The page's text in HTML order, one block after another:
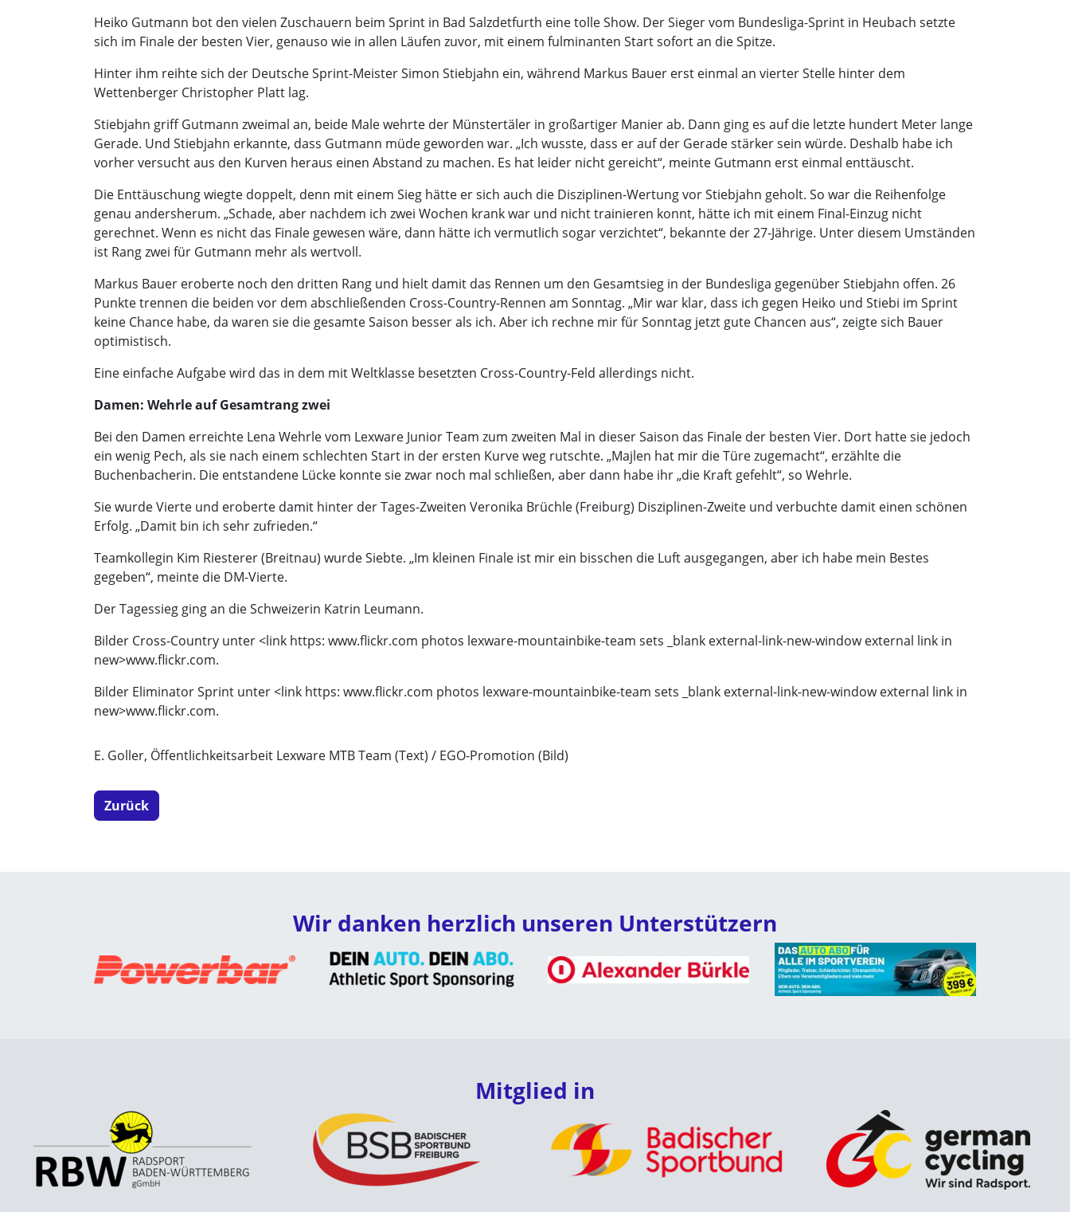
Heiko Gutmann bot den vielen Zuschauern beim Sprint in Bad Salzdetfurth eine tolle Show. Der Sieger vom Bundesliga-Sprint in Heubach setzte
sich im Finale der besten Vier, genauso wie in allen Läufen zuvor, mit einem fulminanten Start sofort an die Spitze.
Hinter ihm reihte sich der Deutsche Sprint-Meister Simon Stiebjahn ein, während Markus Bauer erst einmal an vierter Stelle hinter dem
Wettenberger Christopher Platt lag.
Stiebjahn griff Gutmann zweimal an, beide Male wehrte der Münstertäler in großartiger Manier ab. Dann ging es auf die letzte hundert Meter lange
Gerade. Und Stiebjahn erkannte, dass Gutmann müde geworden war. „Ich wusste, dass er auf der Gerade stärker sein würde. Deshalb habe ich
vorher versucht aus den Kurven heraus einen Abstand zu machen. Es hat leider nicht gereicht“, meinte Gutmann erst einmal enttäuscht.
Die Enttäuschung wiegte doppelt, denn mit einem Sieg hätte er sich auch die Disziplinen-Wertung vor Stiebjahn geholt. So war die Reihenfolge
genau andersherum. „Schade, aber nachdem ich zwei Wochen krank war und nicht trainieren konnt, hätte ich mit einem Final-Einzug nicht
gerechnet. Wenn es nicht das Finale gewesen wäre, dann hätte ich vermutlich sogar verzichtet“, bekannte der 27-Jährige. Unter diesem Umständen
ist Rang zwei für Gutmann mehr als wertvoll.
Markus Bauer eroberte noch den dritten Rang und hielt damit das Rennen um den Gesamtsieg in der Bundesliga gegenüber Stiebjahn offen. 26
Punkte trennen die beiden vor dem abschließenden Cross-Country-Rennen am Sonntag. „Mir war klar, dass ich gegen Heiko und Stiebi im Sprint
keine Chance habe, da waren sie die gesamte Saison besser als ich. Aber ich rechne mir für Sonntag jetzt gute Chancen aus“, zeigte sich Bauer
optimistisch.
Eine einfache Aufgabe wird das in dem mit Weltklasse besetzten Cross-Country-Feld allerdings nicht.
Damen: Wehrle auf Gesamtrang zwei
Bei den Damen erreichte Lena Wehrle vom Lexware Junior Team zum zweiten Mal in dieser Saison das Finale der besten Vier. Dort hatte sie jedoch
ein wenig Pech, als sie nach einem schlechten Start in der ersten Kurve weg rutschte. „Majlen hat mir die Türe zugemacht“, erzählte die
Buchenbacherin. Die entstandene Lücke konnte sie zwar noch mal schließen, aber dann habe ihr „die Kraft gefehlt“, so Wehrle.
Sie wurde Vierte und eroberte damit hinter der Tages-Zweiten Veronika Brüchle (Freiburg) Disziplinen-Zweite und verbuchte damit einen schönen
Erfolg. „Damit bin ich sehr zufrieden.“
Teamkollegin Kim Riesterer (Breitnau) wurde Siebte. „Im kleinen Finale ist mir ein bisschen die Luft ausgegangen, aber ich habe mein Bestes
gegeben“, meinte die DM-Vierte.
Der Tagessieg ging an die Schweizerin Katrin Leumann.
Bilder Cross-Country unter <link https: www.flickr.com photos lexware-mountainbike-team sets _blank external-link-new-window external link in
new>www.flickr.com.
Bilder Eliminator Sprint unter <link https: www.flickr.com photos lexware-mountainbike-team sets _blank external-link-new-window external link in
new>www.flickr.com.
E. Goller, Öffentlichkeitsarbeit Lexware MTB Team (Text) / EGO-Promotion (Bild)
Zurück
Wir danken herzlich unseren Unterstützern
Mitglied in